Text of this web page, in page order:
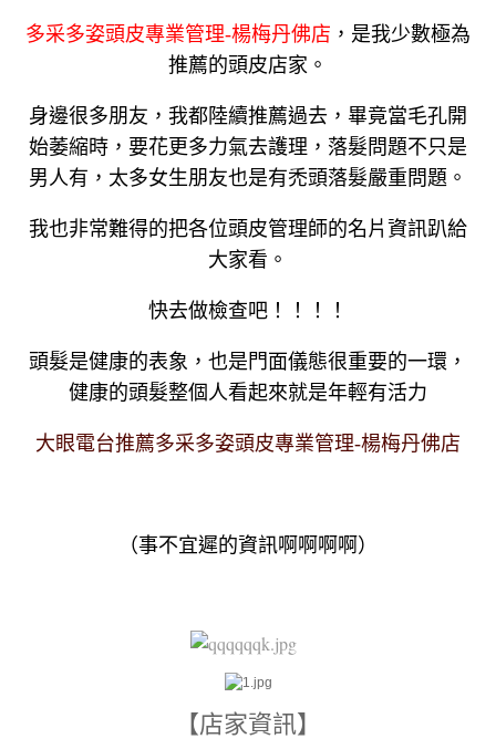
多采多姿頭皮專業管理-楊梅丹佛店 ，是我少數極為
推薦的頭皮店家。
身邊很多朋友，我都陸續推薦過去，畢竟當毛孔開
始萎縮時，要花更多力氣去護理，落髮問題不只是
男人有，太多女生朋友也是有禿頭落髮嚴重問題。
我也非常難得的把各位頭皮管理師的名片資訊趴給
大家看。
快去做檢查吧！！！！
頭髮是健康的表象，也是門面儀態很重要的一環，
健康的頭髮整個人看起來就是年輕有活力
大眼電台推薦多采多姿頭皮專業管理-楊梅丹佛店
（事不宜遲的資訊啊啊啊啊）
【店家資訊】